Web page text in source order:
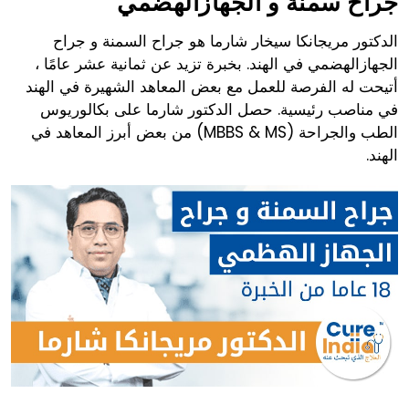
الدكتور مريجانكا سيخار شارما هو جراح السمنة و جراح
الجهازالهضمي في الهند. بخبرة تزيد عن ثمانية عشر عامًا ،
أتيحت له الفرصة للعمل مع بعض المعاهد الشهيرة في الهند
في مناصب رئيسية. حصل الدكتور شارما على بكالوريوس
الطب والجراحة (MBBS & MS) من بعض أبرز المعاهد في
الهند.